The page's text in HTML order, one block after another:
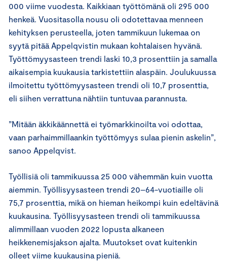
000 viime vuodesta. Kaikkiaan työttömänä oli 295 000
henkeä. Vuositasolla nousu oli odotettavaa menneen
kehityksen perusteella, joten tammikuun lukemaa on
syytä pitää Appelqvistin mukaan kohtalaisen hyvänä.
Työttömyysasteen trendi laski 10,3 prosenttiin ja samalla
aikaisempia kuukausia tarkistettiin alaspäin. Joulukuussa
ilmoitettu työttömyysasteen trendi oli 10,7 prosenttia,
eli siihen verrattuna nähtiin tuntuvaa parannusta.
”Mitään äkkikäännettä ei työmarkkinoilta voi odottaa,
vaan parhaimmillaankin työttömyys sulaa pienin askelin”,
sanoo Appelqvist.
Työllisiä oli tammikuussa 25 000 vähemmän kuin vuotta
aiemmin. Työllisyysasteen trendi 20–64-vuotiaille oli
75,7 prosenttia, mikä on hieman heikompi kuin edeltävinä
kuukausina. Työllisyysasteen trendi oli tammikuussa
alimmillaan vuoden 2022 lopusta alkaneen
heikkenemisjakson ajalta. Muutokset ovat kuitenkin
olleet viime kuukausina pieniä.